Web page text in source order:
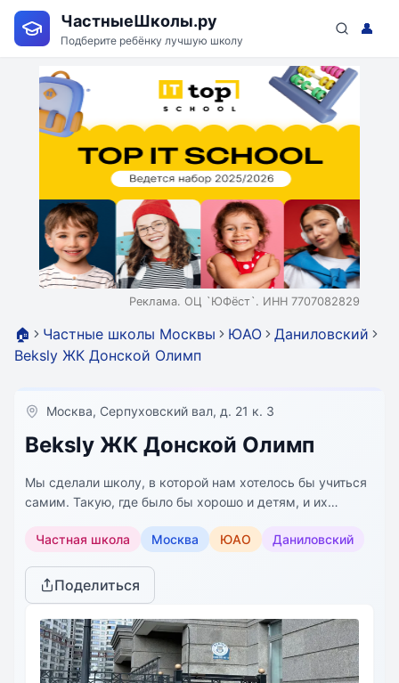
ЧастныеШколы.ру
Подберите ребёнку лучшую школу
👤
Реклама. ОЦ `ЮФёст`. ИНН 7707082829
🏠 Частные школы Москвы ЮАО
Даниловский
Beksly ЖК Донской Олимп
Москва, Серпуховский вал, д. 21 к. 3
Beksly ЖК Донской Олимп
Мы сделали школу, в которой нам хотелось бы учиться
самим. Такую, где было бы хорошо и детям, и их
удовольствие от саморазвития, где главное не оценки, а
Частная школа Москва ЮАО Даниловский
Поделиться